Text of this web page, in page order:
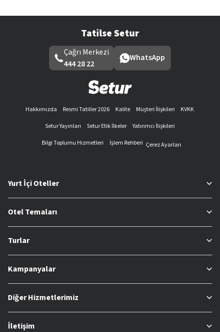
Tatilse Setur
Çağrı Merkezi
444 28 22
WhatsApp
Hakkımızda Resmi Tatiller 2026 Kalite Müşteri İlişkileri
KVKK
Setur Yayınları
Setur Etik İlkeler
Yatırımcı İlişkileri
Bilgi Toplumu Hizmetleri
İşlem Rehberi Çerez Ayarları
Yurt İçi Oteller
Otel Temaları
Turlar
Kampanyalar
Diğer Hizmetlerimiz
İletişim